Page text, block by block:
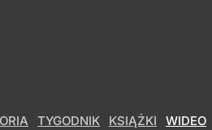
TYGODNIK KSIĄŻKI WIDEO